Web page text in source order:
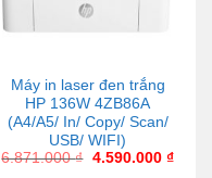
Máy in laser đen trắng
HP 136W 4ZB86A
(A4/A5/ In/ Copy/ Scan/
USB/ WIFI)
6.871.000₫ 4.590.000 ₫